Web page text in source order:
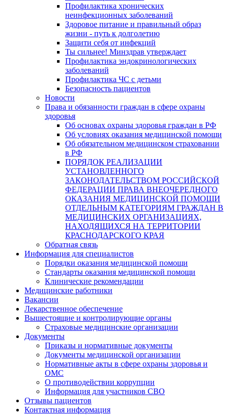
Профилактика хронических
неинфекционных заболеваний
Здоровое питание и правильный образ
жизни - путь к долголетию
Защити себя от инфекций
Ты сильнее! Минздрав утверждает
Профилактика эндокринологических
заболеваний
Профилактика ЧС с детьми
Безопасность пациентов
Новости
Права и обязанности граждан в сфере охраны
здоровья
Об основах охраны здоровья граждан в РФ
Об условиях оказания медицинской помощи
Об обязательном медицинском страховании
в РФ
ПОРЯДОК РЕАЛИЗАЦИИ
УСТАНОВЛЕННОГО
ЗАКОНОДАТЕЛЬСТВОМ РОССИЙСКОЙ
ФЕДЕРАЦИИ ПРАВА ВНЕОЧЕРЕДНОГО
ОКАЗАНИЯ МЕДИЦИНСКОЙ ПОМОЩИ
ОТДЕЛЬНЫМ КАТЕГОРИЯМ ГРАЖДАН В
МЕДИЦИНСКИХ ОРГАНИЗАЦИЯХ,
НАХОДЯЩИХСЯ НА ТЕРРИТОРИИ
КРАСНОДАРСКОГО КРАЯ
Обратная связь
Информация для специалистов
Порядки оказания медицинской помощи
Стандарты оказания медицинской помощи
Клинические рекомендации
Медицинские работники
Вакансии
Лекарственное обеспечение
Вышестоящие и контролирующие органы
Страховые медицинские организации
Документы
Приказы и нормативные документы
Документы медицинской организации
Нормативные акты в сфере охраны здоровья и
ОМС
О противодействии коррупции
Информация для участников СВО
Отзывы пациентов
Контактная информация